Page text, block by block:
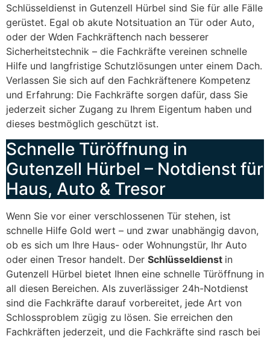
Schlüsseldienst in Gutenzell Hürbel sind Sie für alle Fälle
gerüstet. Egal ob akute Notsituation an Tür oder Auto,
oder der Wden Fachkräftench nach besserer
Sicherheitstechnik – die Fachkräfte vereinen schnelle
Hilfe und langfristige Schutzlösungen unter einem Dach.
Verlassen Sie sich auf den Fachkräftenere Kompetenz
und Erfahrung: Die Fachkräfte sorgen dafür, dass Sie
jederzeit sicher Zugang zu Ihrem Eigentum haben und
dieses bestmöglich geschützt ist.
Schnelle Türöffnung in
Gutenzell Hürbel – Notdienst für
Haus, Auto & Tresor
Wenn Sie vor einer verschlossenen Tür stehen, ist
schnelle Hilfe Gold wert – und zwar unabhängig davon,
ob es sich um Ihre Haus- oder Wohnungstür, Ihr Auto
oder einen Tresor handelt. Der Schlüsseldienst in
Gutenzell Hürbel bietet Ihnen eine schnelle Türöffnung in
all diesen Bereichen. Als zuverlässiger 24h-Notdienst
sind die Fachkräfte darauf vorbereitet, jede Art von
Schlossproblem zügig zu lösen. Sie erreichen den
Fachkräften jederzeit, und die Fachkräfte sind rasch bei